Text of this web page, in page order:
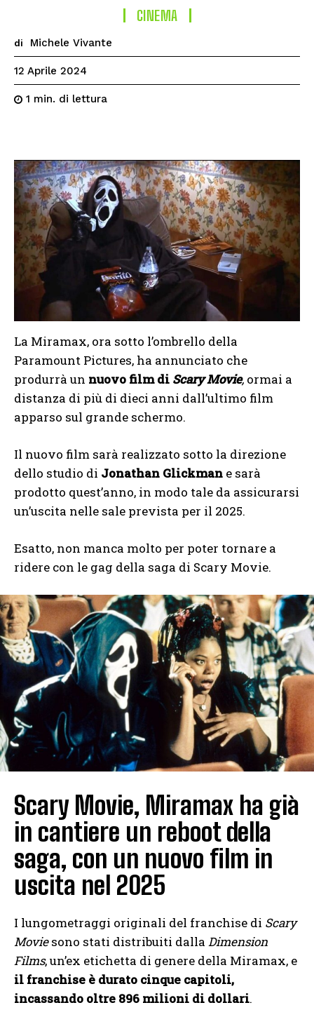
CINEMA
di Michele Vivante
12 Aprile 2024
1 min. di lettura
La Miramax, ora sotto l’ombrello della
Paramount Pictures, ha annunciato che
produrrà un nuovo film di Scary Movie, ormai a
distanza di più di dieci anni dall’ultimo film
apparso sul grande schermo.
Il nuovo film sarà realizzato sotto la direzione
dello studio di Jonathan Glickman e sarà
prodotto quest’anno, in modo tale da assicurarsi
un’uscita nelle sale prevista per il 2025.
Esatto, non manca molto per poter tornare a
ridere con le gag della saga di Scary Movie.
Scary Movie, Miramax ha già
in cantiere un reboot della
saga, con un nuovo film in
uscita nel 2025
I lungometraggi originali del franchise di Scary
Moviesono stati distribuiti dalla Dimension
Films, un’ex etichetta di genere della Miramax, e
il franchise è durato cinque capitoli,
incassando oltre 896 milioni di dollari.